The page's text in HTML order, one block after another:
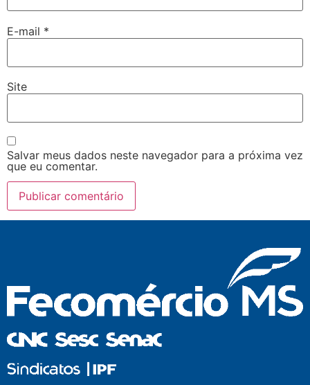
E-mail *
Site
Salvar meus dados neste navegador para a próxima vez
que eu comentar.